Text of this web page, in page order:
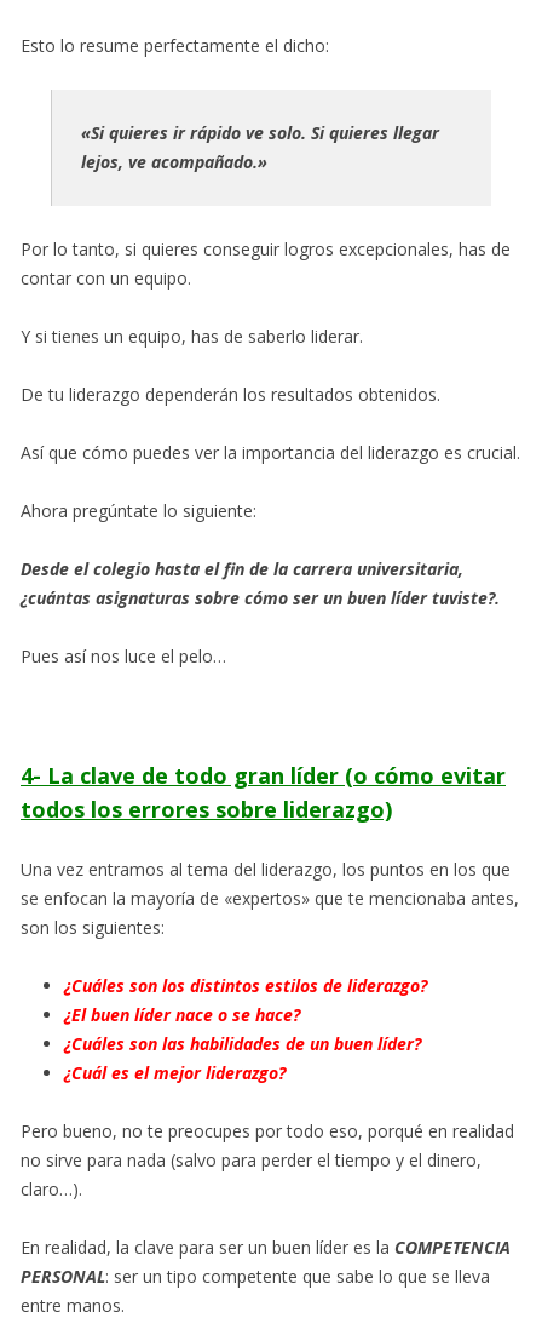
Esto lo resume perfectamente el dicho:
«Si quieres ir rápido ve solo. Si quieres llegar
lejos, ve acompañado.»
Por lo tanto, si quieres conseguir logros excepcionales, has de
contar con un equipo.
Y si tienes un equipo, has de saberlo liderar.
De tu liderazgo dependerán los resultados obtenidos.
Así que cómo puedes ver la importancia del liderazgo es crucial.
Ahora pregúntate lo siguiente:
Desde el colegio hasta el fin de la carrera universitaria,
¿cuántas asignaturas sobre cómo ser un buen líder tuviste?.
Pues así nos luce el pelo…
4- La clave de todo gran líder (o cómo evitar
todos los errores sobre liderazgo)
Una vez entramos al tema del liderazgo, los puntos en los que
se enfocan la mayoría de «expertos» que te mencionaba antes,
son los siguientes:
¿Cuáles son los distintos estilos de liderazgo?
¿El buen líder nace o se hace?
¿Cuáles son las habilidades de un buen líder?
¿Cuál es el mejor liderazgo?
Pero bueno, no te preocupes por todo eso, porqué en realidad
no sirve para nada (salvo para perder el tiempo y el dinero,
claro…).
En realidad, la clave para ser un buen líder es la COMPETENCIA
PERSONAL: ser un tipo competente que sabe lo que se lleva
entre manos.